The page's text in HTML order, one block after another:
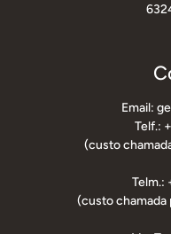
Email:
Telf.:
(custo
Telm.:
(custo chamada